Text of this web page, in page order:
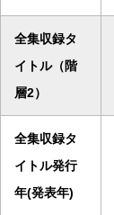
全集収録タ
イトル（階
層2）
全集収録タ
イトル発行
年(発表年)